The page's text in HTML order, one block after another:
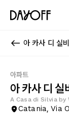
아 카사 디 실
아파트
아 카사 디 실
A Casa di Silvia
Catania, Via